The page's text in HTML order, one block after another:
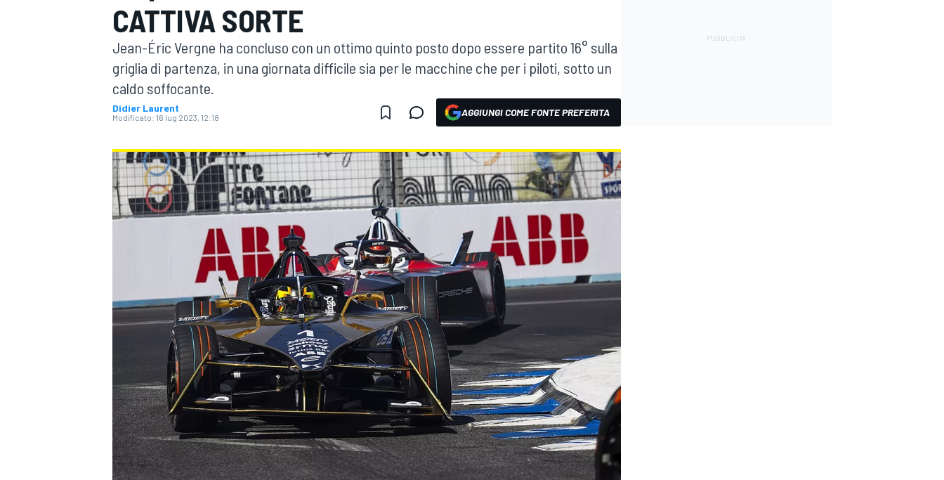
MOTOGP WEC
WRC
CATTIVA SORTE
Jean-Éric Vergne ha concluso con un ottimo quinto posto dopo essere partito 16° sulla
griglia di partenza, in una giornata difficile sia per le macchine che per i piloti, sotto un
caldo soffocante.
Didier Laurent
Modificato: 16 lug 2023, 12:18 AGGIUNGI COME FONTE PREFERITA